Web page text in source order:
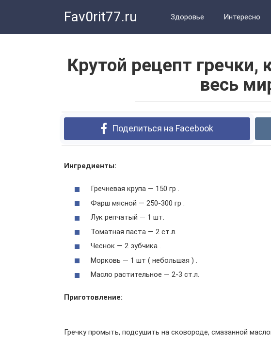
Fav0rit77.ru Здоровье Интересно
Крутой рецепт гречки,
весь
Поделиться на Facebook
Ингредиенты:
Гречневая крупа — 150 гр .
Фарш мясной — 250-300 гр .
Лук репчатый — 1 шт.
Томатная паста — 2 ст.л.
Чеснок — 2 зубчика .
Морковь — 1 шт ( небольшая ) .
Масло растительное — 2-3 ст.л.
Приготовление:
Гречку промыть, подсушить на сковороде, смазанной